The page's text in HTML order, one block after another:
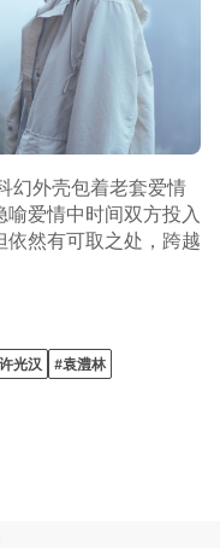
幻外壳包着老套爱情
爱情中时间双方投入
然有可取之处，跨越
光汉 #袁澧林